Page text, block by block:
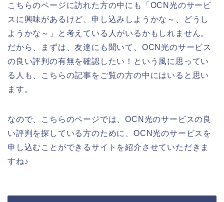
こちらのページに訪れた方の中にも「OCN光のサービ
スに興味があるけど、申し込みしようかな～、どうし
ようかな～」と考えている人がいるかもしれません。
だから、まずは、友達にも聞いて、OCN光のサービス
の良い評判の有無を確認したい！という風に思ってい
る人も、こちらの記事をご覧の方の中にはいると思い
ます。
なので、こちらのページでは、OCN光のサービスの良
い評判を探している方のために、OCN光のサービスを
申し込むことができるサイトを紹介させていただきま
すね♪